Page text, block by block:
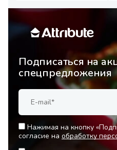
Подписаться на
спецпредложения
Нажимая на кнопку
согласие на обработку